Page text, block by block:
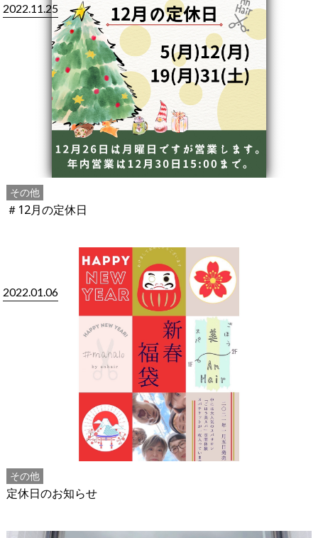
2022.11.25
その他
＃12月の定休日
2022.01.06
その他
定休日のお知らせ